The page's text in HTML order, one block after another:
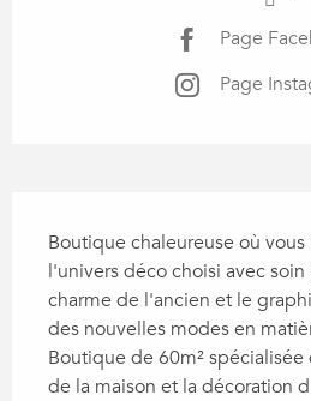
Page
Page
Boutique chaleureuse où
l'univers déco choisi avec
charme de l'ancien et le
des nouvelles modes en
Boutique de 60m²
de la maison et la décoration